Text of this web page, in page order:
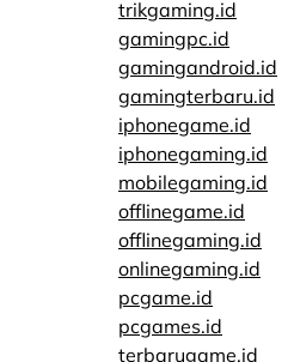
trikgaming.id
gamingpc.id
gamingandroid.id
gamingterbaru.id
iphonegame.id
iphonegaming.id
mobilegaming.id
offlinegame.id
offlinegaming.id
onlinegaming.id
pcgame.id
pcgames.id
terbarugame.id